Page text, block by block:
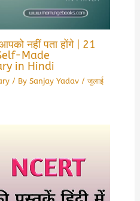
नहीं पता होंगे | 21
Made
in Hindi
/ By Sanjay Yadav /जुलाई